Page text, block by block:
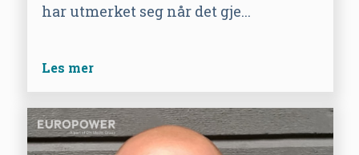
har utmerket seg når det gje...
Les mer